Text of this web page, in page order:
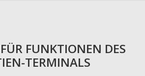
FUNKTIONEN DES
TERMINALS